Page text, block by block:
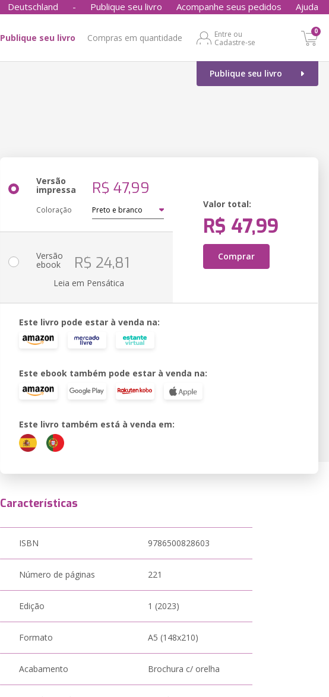
Deutschland - Publique seu livro Acompanhe seus pedidos Ajuda
Publique seu livro Compras em quantidade
Entre ou
Cadastre-se
0
Publique seu livro
Versão
impressa R$ 47,99
Coloração
Valor total:
R$ 47,99
Comprar
Versão
ebook R$ 24,81
Leia em Pensática
Este livro pode estar à venda na:
Este ebook também pode estar à venda na:
Este livro também está à venda em:
Características
ISBN 9786500828603
Número de páginas 221
Edição 1 (2023)
Formato A5 (148x210)
Acabamento Brochura c/ orelha